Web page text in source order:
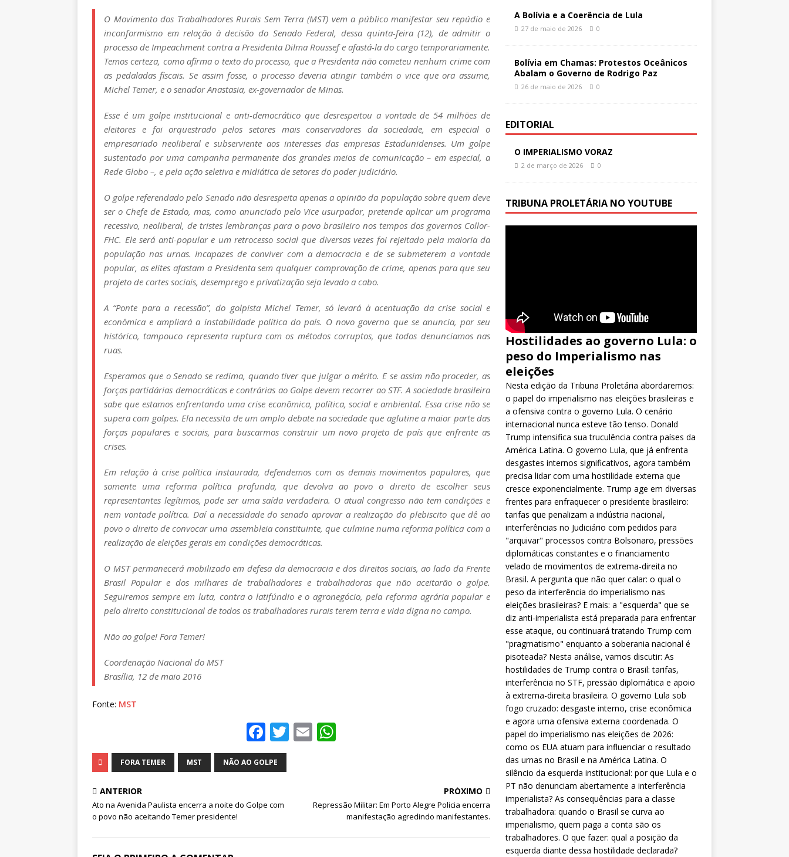
o
o
k
p
p
O Movimento dos Trabalhadores Rurais Sem Terra (MST) vem a público manifestar seu repúdio e
inconformismo em relação à decisão do Senado Federal, dessa quinta-feira (12), de admitir o
processo de Impeachment contra a Presidenta Dilma Roussef e afastá-la do cargo temporariamente.
Temos certeza, como afirma o texto do processo, que a Presidenta não cometeu nenhum crime com
as pedaladas fiscais. Se assim fosse, o processo deveria atingir também o vice que ora assume,
Michel Temer, e o senador Anastasia, ex-governador de Minas.
Esse é um golpe institucional e anti-democrático que desrespeitou a vontade de 54 milhões de
eleitores e foi orquestrado pelos setores mais conservadores da sociedade, em especial o
empresariado neoliberal e subserviente aos interesses das empresas Estadunidenses. Um golpe
sustentado por uma campanha permanente dos grandes meios de comunicação – em especial, a
Rede Globo –, e pela ação seletiva e midiática de setores do poder judiciário.
O golpe referendado pelo Senado não desrespeita apenas a opinião da população sobre quem deve
ser o Chefe de Estado, mas, como anunciado pelo Vice usurpador, pretende aplicar um programa
recessivo, neoliberal, de tristes lembranças para o povo brasileiro nos tempos dos governos Collor-
FHC. Ele será anti-popular e um retrocesso social que diversas vezes foi rejeitado pela maioria da
população nas urnas. Incapazes de conviver com a democracia e de se submeterem a vontade
popular, as elites afastam a Presidenta sem qualquer comprovação de crime, apenas para que seu
projeto de cortes sociais, desemprego e privatização seja levado a cabo.
A “Ponte para a recessão”, do golpista Michel Temer, só levará à acentuação da crise social e
econômica e ampliará a instabilidade política do país. O novo governo que se anuncia, por seu
histórico, tampouco representa ruptura com os métodos corruptos, que todos denunciamos nas
ruas.
Esperamos que o Senado se redima, quando tiver que julgar o mérito. E se assim não proceder, as
forças partidárias democráticas e contrárias ao Golpe devem recorrer ao STF. A sociedade brasileira
sabe que estamos enfrentando uma crise econômica, política, social e ambiental. Essa crise não se
supera com golpes. Ela necessita de um amplo debate na sociedade que aglutine a maior parte das
forças populares e sociais, para buscarmos construir um novo projeto de país que enfrente as
crises.
Em relação à crise política instaurada, defendemos com os demais movimentos populares, que
somente uma reforma política profunda, que devolva ao povo o direito de escolher seus
representantes legítimos, pode ser uma saída verdadeira. O atual congresso não tem condições e
nem vontade política. Daí a necessidade do senado aprovar a realização do plebiscito que dê ao
povo o direito de convocar uma assembleia constituinte, que culmine numa reforma política com a
realização de eleições gerais em condições democráticas.
O MST permanecerá mobilizado em defesa da democracia e dos direitos sociais, ao lado da Frente
Brasil Popular e dos milhares de trabalhadores e trabalhadoras que não aceitarão o golpe.
Seguiremos sempre em luta, contra o latifúndio e o agronegócio, pela reforma agrária popular e
pelo direito constitucional de todos os trabalhadores rurais terem terra e vida digna no campo.
Não ao golpe! Fora Temer!
Coordenação Nacional do MST
Brasília, 12 de maio 2016
Fonte: MST
F
a
c
b
T E
A
p
FORA TEMER MST NÃO AO GOLPE
ANTERIOR
Ato na Avenida Paulista encerra a noite do Golpe com
o povo não aceitando Temer presidente!
PRÓXIMO
Repressão Militar: Em Porto Alegre Policia encerra
manifestação agredindo manifestantes.
A Bolívia e a Coerência de Lula
27 de maio de 2026 0
Bolívia em Chamas: Protestos Oceânicos
Abalam o Governo de Rodrigo Paz
26 de maio de 2026 0
EDITORIAL
O IMPERIALISMO VORAZ
2 de março de 2026 0
TRIBUNA PROLETÁRIA NO YOUTUBE
Hostilidades ao governo Lula: o
peso do Imperialismo nas
eleições
Nesta edição da Tribuna Proletária abordaremos:
o papel do imperialismo nas eleições brasileiras e
a ofensiva contra o governo Lula. O cenário
internacional nunca esteve tão tenso. Donald
Trump intensifica sua truculência contra países da
América Latina. O governo Lula, que já enfrenta
desgastes internos significativos, agora também
precisa lidar com uma hostilidade externa que
cresce exponencialmente. Trump age em diversas
frentes para enfraquecer o presidente brasileiro:
tarifas que penalizam a indústria nacional,
interferências no Judiciário com pedidos para
"arquivar" processos contra Bolsonaro, pressões
diplomáticas constantes e o financiamento
velado de movimentos de extrema-direita no
Brasil. A pergunta que não quer calar: o qual o
peso da interferência do imperialismo nas
eleições brasileiras? E mais: a "esquerda" que se
diz anti-imperialista está preparada para enfrentar
esse ataque, ou continuará tratando Trump com
"pragmatismo" enquanto a soberania nacional é
pisoteada? Nesta análise, vamos discutir: As
hostilidades de Trump contra o Brasil: tarifas,
interferência no STF, pressão diplomática e apoio
à extrema-direita brasileira. O governo Lula sob
fogo cruzado: desgaste interno, crise econômica
e agora uma ofensiva externa coordenada. O
papel do imperialismo nas eleições de 2026:
como os EUA atuam para influenciar o resultado
das urnas no Brasil e na América Latina. O
silêncio da esquerda institucional: por que Lula e o
PT não denunciam abertamente a interferência
imperialista? As consequências para a classe
trabalhadora: quando o Brasil se curva ao
imperialismo, quem paga a conta são os
trabalhadores. O que fazer: qual a posição da
esquerda diante dessa hostilidade declarada?